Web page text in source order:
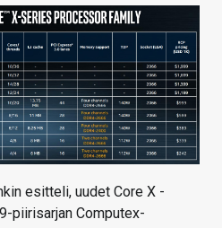
esitteli, uudet Core X -
piirisarjan Computex-